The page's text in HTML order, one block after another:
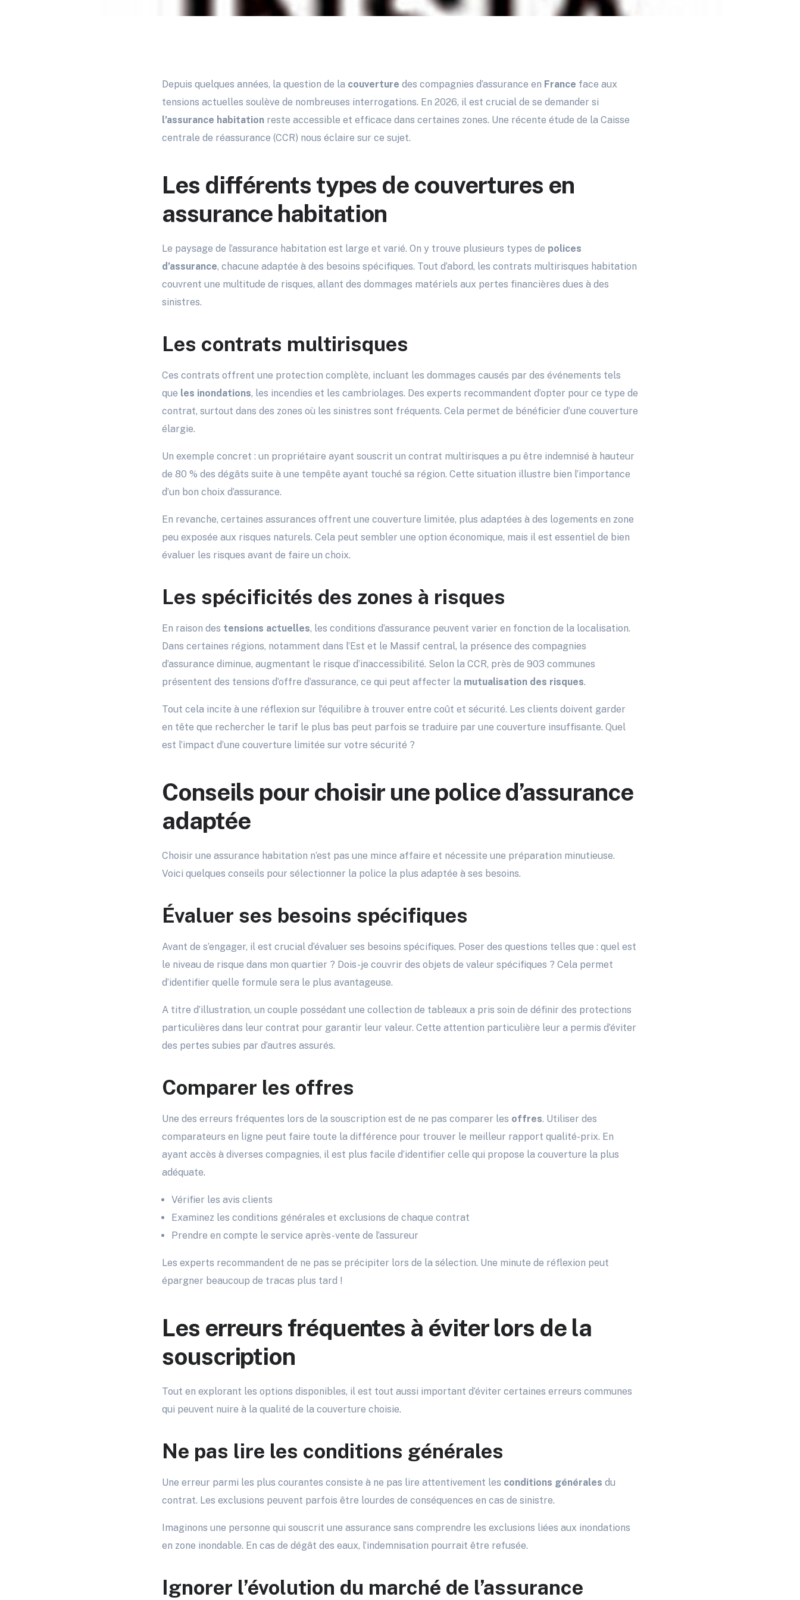
Depuis quelques années, la question de la couverture des compagnies d’assurance en France face aux
tensions actuelles soulève de nombreuses interrogations. En 2026, il est crucial de se demander si
l’assurance habitation reste accessible et efficace dans certaines zones. Une récente étude de la Caisse
centrale de réassurance (CCR) nous éclaire sur ce sujet.
Les différents types de couvertures en
assurance habitation
Le paysage de l’assurance habitation est large et varié. On y trouve plusieurs types de polices
d’assurance, chacune adaptée à des besoins spécifiques. Tout d’abord, les contrats multirisques habitation
couvrent une multitude de risques, allant des dommages matériels aux pertes financières dues à des
sinistres.
Les contrats multirisques
Ces contrats offrent une protection complète, incluant les dommages causés par des événements tels
que les inondations, les incendies et les cambriolages. Des experts recommandent d’opter pour ce type de
contrat, surtout dans des zones où les sinistres sont fréquents. Cela permet de bénéficier d’une couverture
élargie.
Un exemple concret : un propriétaire ayant souscrit un contrat multirisques a pu être indemnisé à hauteur
de 80 % des dégâts suite à une tempête ayant touché sa région. Cette situation illustre bien l’importance
d’un bon choix d’assurance.
En revanche, certaines assurances offrent une couverture limitée, plus adaptées à des logements en zone
peu exposée aux risques naturels. Cela peut sembler une option économique, mais il est essentiel de bien
évaluer les risques avant de faire un choix.
Les spécificités des zones à risques
En raison des tensions actuelles, les conditions d’assurance peuvent varier en fonction de la localisation.
Dans certaines régions, notamment dans l’Est et le Massif central, la présence des compagnies
d’assurance diminue, augmentant le risque d’inaccessibilité. Selon la CCR, près de 903 communes
présentent des tensions d’offre d’assurance, ce qui peut affecter la mutualisation des risques.
Tout cela incite à une réflexion sur l’équilibre à trouver entre coût et sécurité. Les clients doivent garder
en tête que rechercher le tarif le plus bas peut parfois se traduire par une couverture insuffisante. Quel
est l’impact d’une couverture limitée sur votre sécurité ?
Conseils pour choisir une police d’assurance
adaptée
Choisir une assurance habitation n’est pas une mince affaire et nécessite une préparation minutieuse.
Voici quelques conseils pour sélectionner la police la plus adaptée à ses besoins.
Évaluer ses besoins spécifiques
Avant de s’engager, il est crucial d’évaluer ses besoins spécifiques. Poser des questions telles que : quel est
le niveau de risque dans mon quartier ? Dois-je couvrir des objets de valeur spécifiques ? Cela permet
d’identifier quelle formule sera le plus avantageuse.
A titre d’illustration, un couple possédant une collection de tableaux a pris soin de définir des protections
particulières dans leur contrat pour garantir leur valeur. Cette attention particulière leur a permis d’éviter
des pertes subies par d’autres assurés.
Comparer les offres
Une des erreurs fréquentes lors de la souscription est de ne pas comparer les offres. Utiliser des
comparateurs en ligne peut faire toute la différence pour trouver le meilleur rapport qualité-prix. En
ayant accès à diverses compagnies, il est plus facile d’identifier celle qui propose la couverture la plus
adéquate.
Vérifier les avis clients
Examinez les conditions générales et exclusions de chaque contrat
Prendre en compte le service après-vente de l’assureur
Les experts recommandent de ne pas se précipiter lors de la sélection. Une minute de réflexion peut
épargner beaucoup de tracas plus tard !
Les erreurs fréquentes à éviter lors de la
souscription
Tout en explorant les options disponibles, il est tout aussi important d’éviter certaines erreurs communes
qui peuvent nuire à la qualité de la couverture choisie.
Ne pas lire les conditions générales
Une erreur parmi les plus courantes consiste à ne pas lire attentivement les conditions générales du
contrat. Les exclusions peuvent parfois être lourdes de conséquences en cas de sinistre.
Imaginons une personne qui souscrit une assurance sans comprendre les exclusions liées aux inondations
en zone inondable. En cas de dégât des eaux, l’indemnisation pourrait être refusée.
Ignorer l’évolution du marché de l’assurance